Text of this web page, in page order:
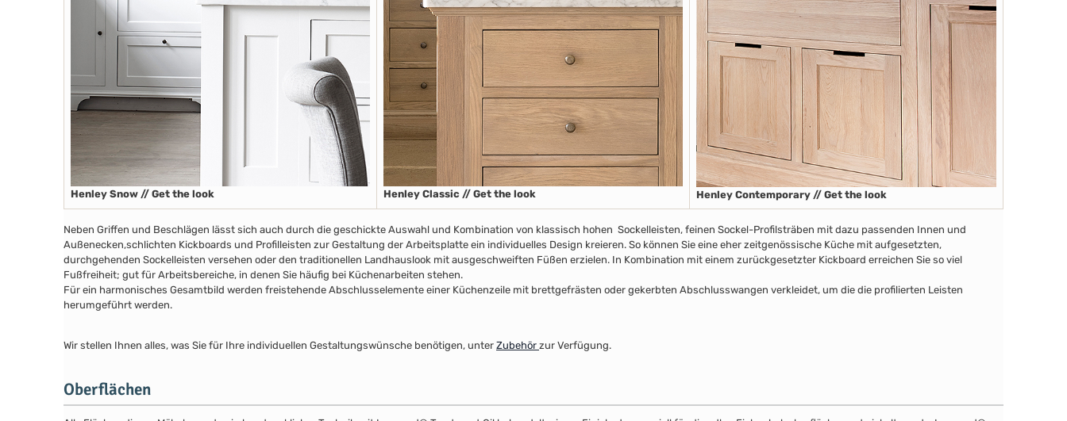
Henley Snow // Get the look Henley Classic // Get the look Henley Contemporary // Get the look
Neben Griffen und Beschlägen lässt sich auch durch die geschickte Auswahl und Kombination von klassisch hohen Sockelleisten, feinen Sockel-Profilsträben mit dazu passenden Innen und
Außenecken,schlichten Kickboards und Profilleisten zur Gestaltung der Arbeitsplatte ein individuelles Design kreieren. So können Sie eine eher zeitgenössische Küche mit aufgesetzten,
durchgehenden Sockelleisten versehen oder den traditionellen Landhauslook mit ausgeschweiften Füßen erzielen. In Kombination mit einem zurückgesetzter Kickboard erreichen Sie so viel
Fußfreiheit; gut für Arbeitsbereiche, in denen Sie häufig bei Küchenarbeiten stehen.
Für ein harmonisches Gesamtbild werden freistehende Abschlusselemente einer Küchenzeile mit brettgefrästen oder gekerbten Abschlusswangen verkleidet, um die die profilierten Leisten
herumgeführt werden.
Wir stellen Ihnen alles, was Sie für Ihre individuellen Gestaltungswünsche benötigen, unter Zubehör zur Verfügung.
Oberflächen